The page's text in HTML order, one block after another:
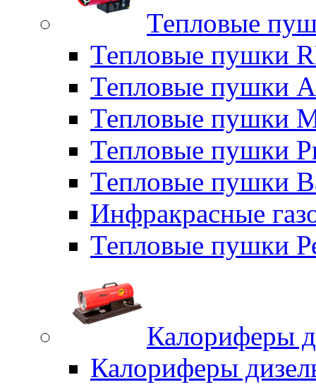
Тепловые
Тепловые пушки
Тепловые пушки
Тепловые пушки
Тепловые пушки
Тепловые пушки
Инфракрасные
Тепловые пушки
Калориферы
Калориферы